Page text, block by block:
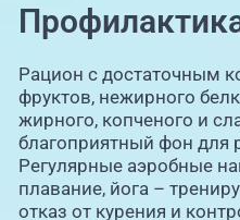
Рацион с достаточным
фруктов, нежирного
жирного, копченого и
благоприятный фон для
Регулярные аэробные
плавание, йога –
отказ от курения и